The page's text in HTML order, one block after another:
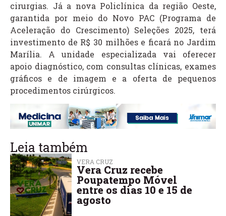
cirurgias. Já a nova Policlínica da região Oeste,
garantida por meio do Novo PAC (Programa de
Aceleração do Crescimento) Seleções 2025, terá
investimento de R$ 30 milhões e ficará no Jardim
Marília. A unidade especializada vai oferecer
apoio diagnóstico, com consultas clínicas, exames
gráficos e de imagem e a oferta de pequenos
procedimentos cirúrgicos.
Leia também
VERA CRUZ
Vera Cruz recebe
Poupatempo Móvel
entre os dias 10 e 15 de
agosto